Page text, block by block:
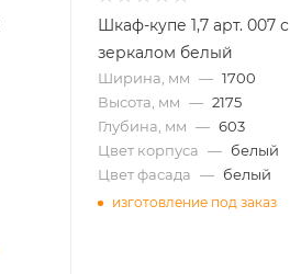
Шкаф-купе 1,7 арт. 007 с
зеркалом белый
Ширина, мм — 1700
Высота, мм — 2175
Глубина, мм — 603
Цвет корпуса — белый
Цвет фасада — белый
изготовление под заказ